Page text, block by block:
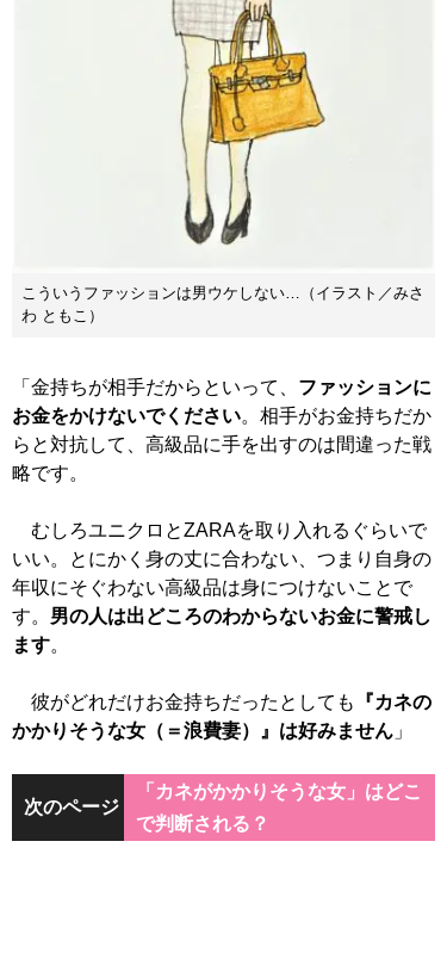
こういうファッションは男ウケしない…（イラスト／みさ
わ ともこ）
「金持ちが相手だからといって、 ファッションに
お金をかけないでください。相手がお金持ちだか
らと対抗して、高級品に手を出すのは間違った戦
略です。
むしろユニクロとZARAを取り入れるぐらいで
いい。とにかく身の丈に合わない、つまり自身の
年収にそぐわない高級品は身につけないことで
す。 男の人は出どころのわからないお金に警戒し
ます。
彼がどれだけお金持ちだったとしても
『カネの
かかりそうな女（＝浪費妻）』は好みません 」
次のページ
「カネがかかりそうな女」はどこ
で判断される？